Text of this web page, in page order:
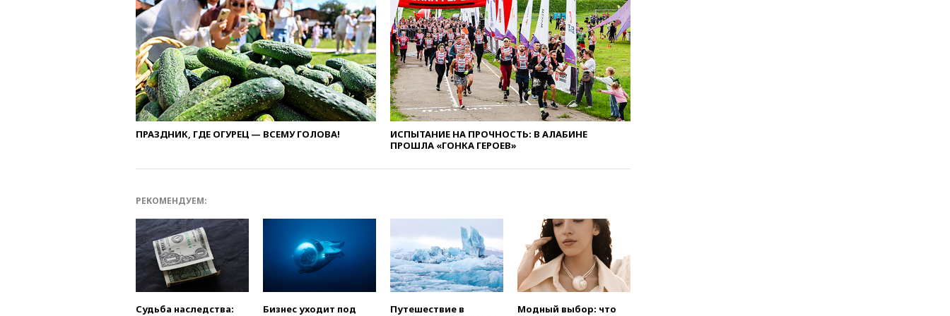
войну»
01:35Мигрант погиб при
попытке попасть из Марокко в
Сеуту на параплане
00:30FT: ЕС не готов принять в
блок Украину из-за уровня
коррупции
вчера, 23:35Лукашенко
объяснил экономическую
выгоду безвизового режима с
скульптуру балерины
вчера, 22:45Литовец
протаранил погранпункт при
попытке попасть в Россию
вчера, 22:28Бессент
анонсировал скорое
ПРАЗДНИК, ГДЕ ОГУРЕЦ — ВСЕМУ ГОЛОВА!
ИСПЫТАНИЕ НА ПРОЧНОСТЬ: В АЛАБИНЕ
ПРОШЛА «ГОНКА ГЕРОЕВ»
РЕКОМЕНДУЕМ:
Судьба наследства:
Бизнес уходит под
Путешествие в
Модный выбор: что